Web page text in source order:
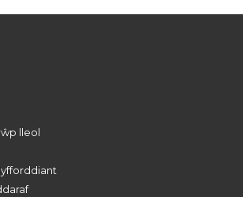
lleol